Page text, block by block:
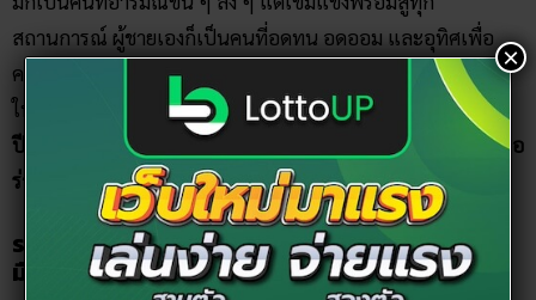
ราศีสิงห์ (15 สิงหาคม – 14 กันยายน) สีนาฬิกา​ข้อ
มือ​ 12​ ราศี
×